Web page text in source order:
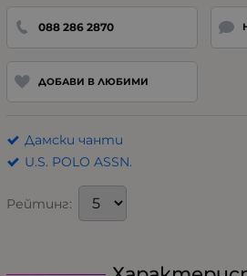
088 286 2870
ДОБАВИ В ЛЮБИМИ
Дамски чанти
U.S. POLO ASSN.
Рейтинг: